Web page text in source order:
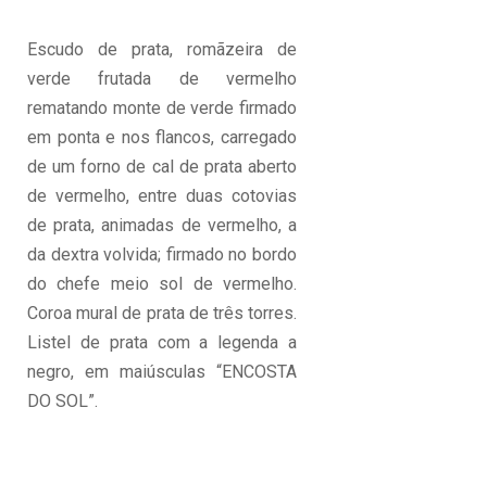
Escudo de prata, romãzeira de
verde frutada de vermelho
rematando monte de verde firmado
em ponta e nos flancos, carregado
de um forno de cal de prata aberto
de vermelho, entre duas cotovias
de prata, animadas de vermelho, a
da dextra volvida; firmado no bordo
do chefe meio sol de vermelho.
Coroa mural de prata de três torres.
Listel de prata com a legenda a
negro, em maiúsculas “ENCOSTA
DO SOL”.